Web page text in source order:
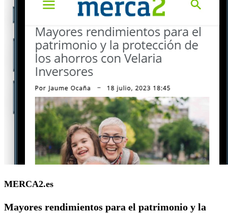
MERCA2.es
Mayores rendimientos para el patrimonio y la